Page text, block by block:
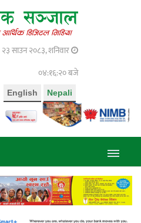
२३ साउन २०८३, शनिवार
०४:१६:२१ बजे
Nepali
English